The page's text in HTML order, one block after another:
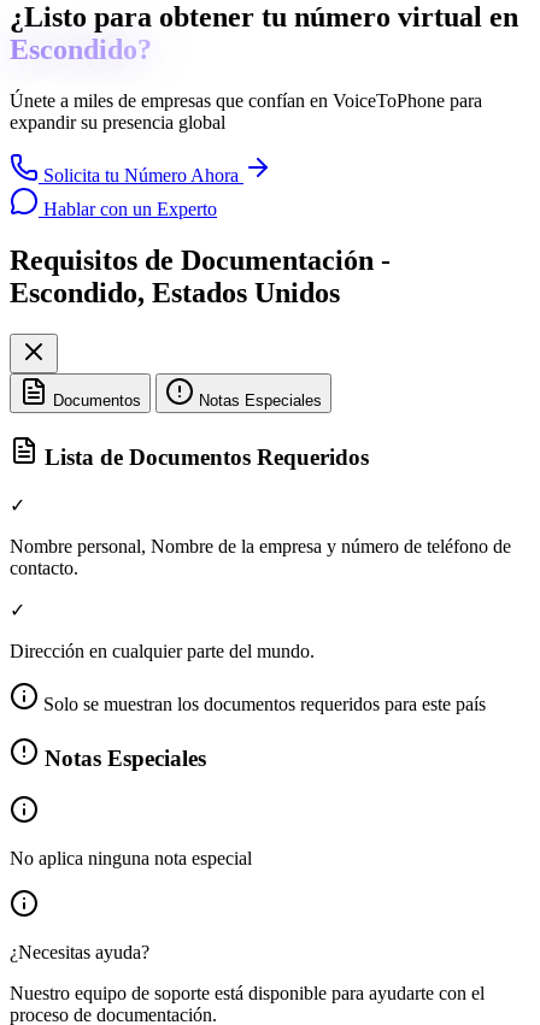
¿Listo para obtener tu número virtual en
Escondido?
Únete a miles de empresas que confían en VoiceToPhone para
expandir su presencia global
Solicita tu Número Ahora
Hablar con un Experto
Requisitos de Documentación -
Escondido, Estados Unidos
Documentos Notas Especiales
Lista de Documentos Requeridos
✓
Nombre personal, Nombre de la empresa y número de teléfono de
contacto.
✓
Dirección en cualquier parte del mundo.
Solo se muestran los documentos requeridos para este país
Notas Especiales
No aplica ninguna nota especial
¿Necesitas ayuda?
Nuestro equipo de soporte está disponible para ayudarte con el
proceso de documentación.